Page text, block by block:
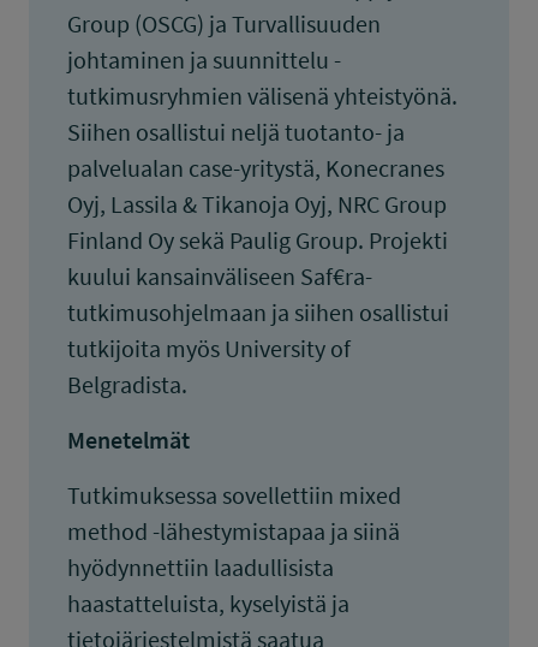
Group (OSCG) ja Turvallisuuden
johtaminen ja suunnittelu -
tutkimusryhmien välisenä yhteistyönä.
Siihen osallistui neljä tuotanto- ja
palvelualan case-yritystä, Konecranes
Oyj, Lassila & Tikanoja Oyj, NRC Group
Finland Oy sekä Paulig Group. Projekti
kuului kansainväliseen Saf€ra-
tutkimusohjelmaan ja siihen osallistui
tutkijoita myös University of
Belgradista.
Menetelmät
Tutkimuksessa sovellettiin mixed
method -lähestymistapaa ja siinä
hyödynnettiin laadullisista
haastatteluista, kyselyistä ja
tietojärjestelmistä saatua